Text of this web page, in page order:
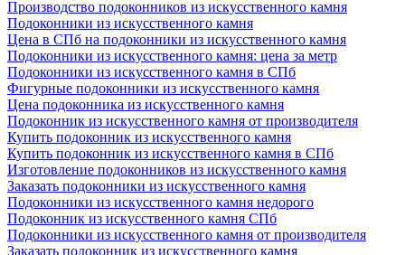
Производство подоконников из искусственного камня
Подоконники из искусственного камня
Цена в СПб на подоконники из искусственного камня
Подоконники из искусственного камня: цена за метр
Подоконники из искусственного камня в СПб
Фигурные подоконники из искусственного камня
Цена подоконника из искусственного камня
Подоконник из искусственного камня от производителя
Купить подоконник из искусственного камня
Купить подоконник из искусственного камня в СПб
Изготовление подоконников из искусственного камня
Заказать подоконники из искусственного камня
Подоконники из искусственного камня недорого
Подоконник из искусственного камня СПб
Подоконники из искусственного камня от производителя
Заказать подоконник из искусственного камня